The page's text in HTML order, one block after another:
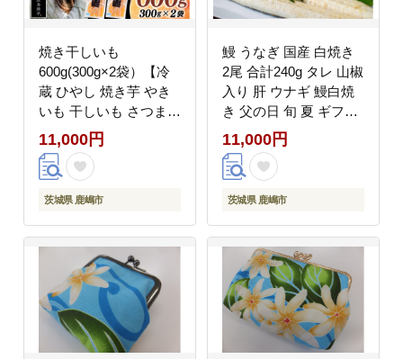
焼き干しいも
600g(300g×2袋）【冷
蔵 ひやし 焼き芋 やき
いも 干しいも さつまい
も 芋 お菓子 おやつ デ
ザート スイーツ 和菓子
和スイーツ 鹿嶋市 茨城
11,000円
茨城県 鹿嶋市
鰻 うなぎ 国産 白焼き
2尾 合計240g タレ 山椒
入り 肝 ウナギ 鰻白焼
き 父の日 旬 夏 ギフト
贈答用 お茶漬け 肝吸い
ひつまぶし 白焼 蒲焼
土用丑の日 茨城県 鹿嶋
11,000円
茨城県 鹿嶋市